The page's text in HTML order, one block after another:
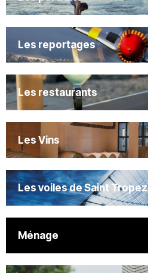
Les reportages
Les restaurants
Les Vins
Les voiles de Saint Tropez
Ménage